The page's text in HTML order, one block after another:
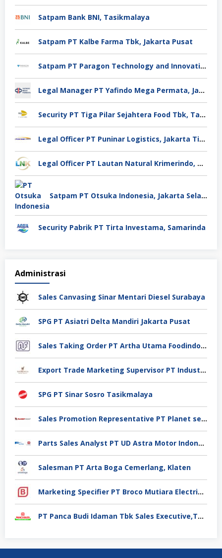
Satpam Bank BNI, Tasikmalaya
Satpam PT Kalbe Farma Tbk, Jakarta Pusat
Satpam PT Paragon Technology and Innovation Jakarta
Legal Manager PT Yafindo Mega Permata, Jakarta Barat
Security PT Tiga Pilar Sejahtera Food Tbk, Tangerang
Legal Officer PT Puninar Logistics, Jakarta Timur
Legal Officer PT Lautan Natural Krimerindo, Mojokerto
Satpam PT Otsuka Indonesia, Jakarta Selatan
Security Pabrik PT Tirta Investama, Samarinda
Administrasi
Sales Canvasing Sinar Mentari Diesel Surabaya
SPG PT Asiatri Delta Mandiri Jakarta Pusat
Sales Taking Order PT Artha Utama Foodindo Tangerang
Export Trade Marketing Supervisor PT Industri Jamu Dan Farmasi Sido Muncul Tbk, Jakarta
SPG PT Sinar Sosro Tasikmalaya
Sales Promotion Representative PT Planet selancar Mandiri, Pontianak
Parts Sales Analyst PT UD Astra Motor Indonesia, Jakarta Utara
Salesman PT Arta Boga Cemerlang, Klaten
Marketing Specifier PT Broco Mutiara Electrical Industry, Tangerang
PT Panca Budi Idaman Tbk Sales Executive,Tangerang